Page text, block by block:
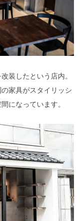
装したという店内。
家具がスタイリッシ
になっています。